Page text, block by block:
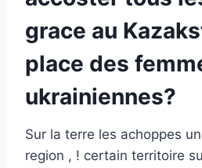
grace au
place des
ukrainiennes?
Sur la terre les achoppes
region , ! certain territoire